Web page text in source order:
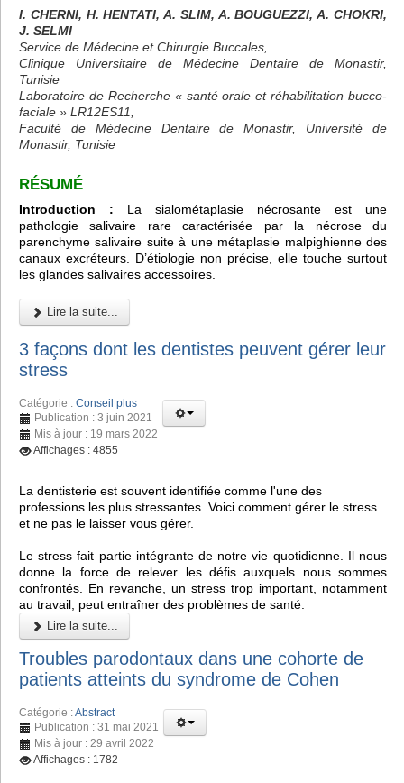
I. CHERNI, H. HENTATI, A. SLIM, A. BOUGUEZZI, A. CHOKRI,
J. SELMI
Service de Médecine et Chirurgie Buccales,
Clinique Universitaire de Médecine Dentaire de Monastir,
Tunisie
Laboratoire de Recherche « santé orale et réhabilitation bucco-
faciale » LR12ES11,
Faculté de Médecine Dentaire de Monastir, Université de
Monastir, Tunisie
RÉSUMÉ
Introduction : La sialométaplasie nécrosante est une
pathologie salivaire rare caractérisée par la nécrose du
parenchyme salivaire suite à une métaplasie malpighienne des
canaux excréteurs. D’étiologie non précise, elle touche surtout
les glandes salivaires accessoires.
Lire la suite...
3 façons dont les dentistes peuvent gérer leur
stress
Catégorie : Conseil plus
Publication : 3 juin 2021
Mis à jour : 19 mars 2022
Affichages : 4855
La dentisterie est souvent identifiée comme l'une des
professions les plus stressantes. Voici comment gérer le stress
et ne pas le laisser vous gérer.
Le stress fait partie intégrante de notre vie quotidienne. Il nous
donne la force de relever les défis auxquels nous sommes
confrontés. En revanche, un stress trop important, notamment
au travail, peut entraîner des problèmes de santé.
Lire la suite...
Troubles parodontaux dans une cohorte de
patients atteints du syndrome de Cohen
Catégorie :Abstract
Publication : 31 mai 2021
Mis à jour : 29 avril 2022
Affichages : 1782